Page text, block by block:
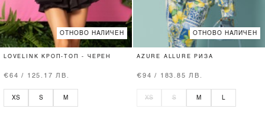
ОТНОВО НАЛИЧЕН
LOVELINK КРОП-ТОП - ЧЕРЕН
€64 / 125.17 ЛВ.
XS S M
ОТНОВО НАЛИЧЕН
AZURE ALLURE РИЗА
€94 / 183.85 ЛВ.
XS S M L